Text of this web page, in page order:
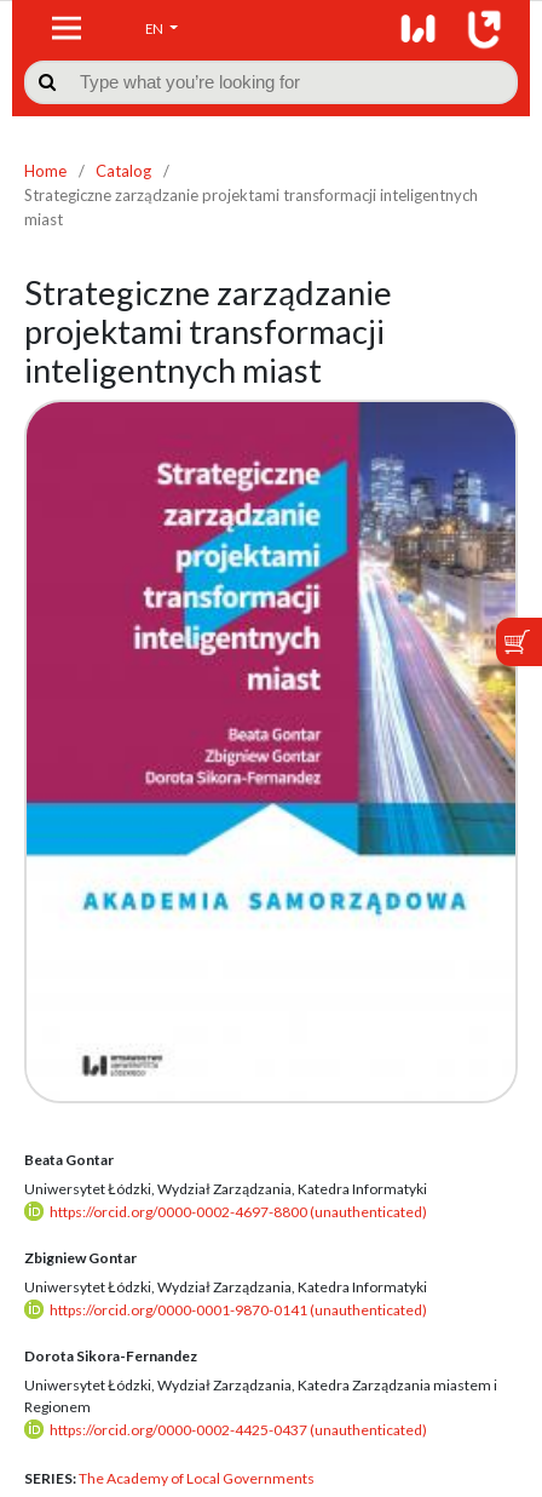
EN

Home / Catalog
/
Strategiczne zarządzanie projektami transformacji inteligentnych
miast
Strategiczne zarządzanie
projektami transformacji
inteligentnych miast
Beata Gontar
Uniwersytet Łódzki, Wydział Zarządzania, Katedra Informatyki
https://orcid.org/0000-0002-4697-8800 (unauthenticated)
Zbigniew Gontar
Uniwersytet Łódzki, Wydział Zarządzania, Katedra Informatyki
https://orcid.org/0000-0001-9870-0141 (unauthenticated)
Dorota Sikora-Fernandez
Uniwersytet Łódzki, Wydział Zarządzania, Katedra Zarządzania miastem i
Regionem
https://orcid.org/0000-0002-4425-0437 (unauthenticated)
SERIES:The Academy of Local Governments